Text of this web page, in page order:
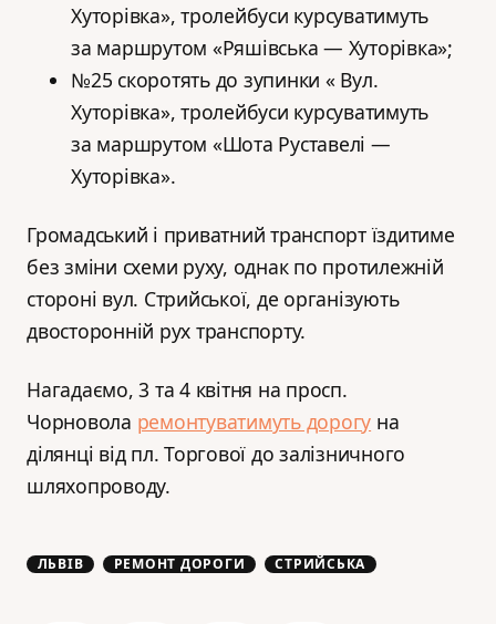
Хуторівка», тролейбуси курсуватимуть
за маршрутом «Ряшівська — Хуторівка»;
№25 скоротять до зупинки « Вул.
Хуторівка», тролейбуси курсуватимуть
за маршрутом «Шота Руставелі —
Хуторівка».
Громадський і приватний транспорт їздитиме
без зміни схеми руху, однак по протилежній
стороні вул. Стрийської, де організують
двосторонній рух транспорту.
Нагадаємо, 3 та 4 квітня на просп.
Чорновола ремонтуватимуть дорогу на
ділянці від пл. Торгової до залізничного
шляхопроводу.
ЛЬВІВ РЕМОНТ ДОРОГИ СТРИЙСЬКА